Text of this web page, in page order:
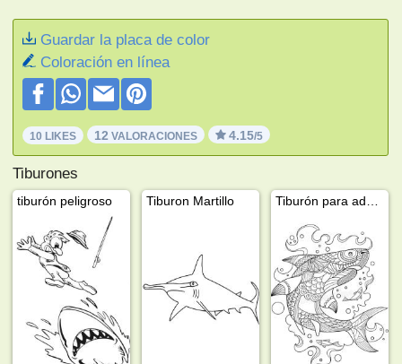
Guardar la placa de color
Coloración en línea
10 LIKES 12 VALORACIONES 4.15/5
Tiburones
tiburón peligroso Tiburon Martillo